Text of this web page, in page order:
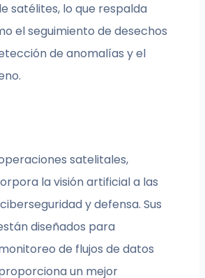
satélites, lo que respalda
el seguimiento de desechos
de anomalías y el
satelitales,
la visión artificial a las
y defensa. Sus
diseñados para
de flujos de datos
un mejor